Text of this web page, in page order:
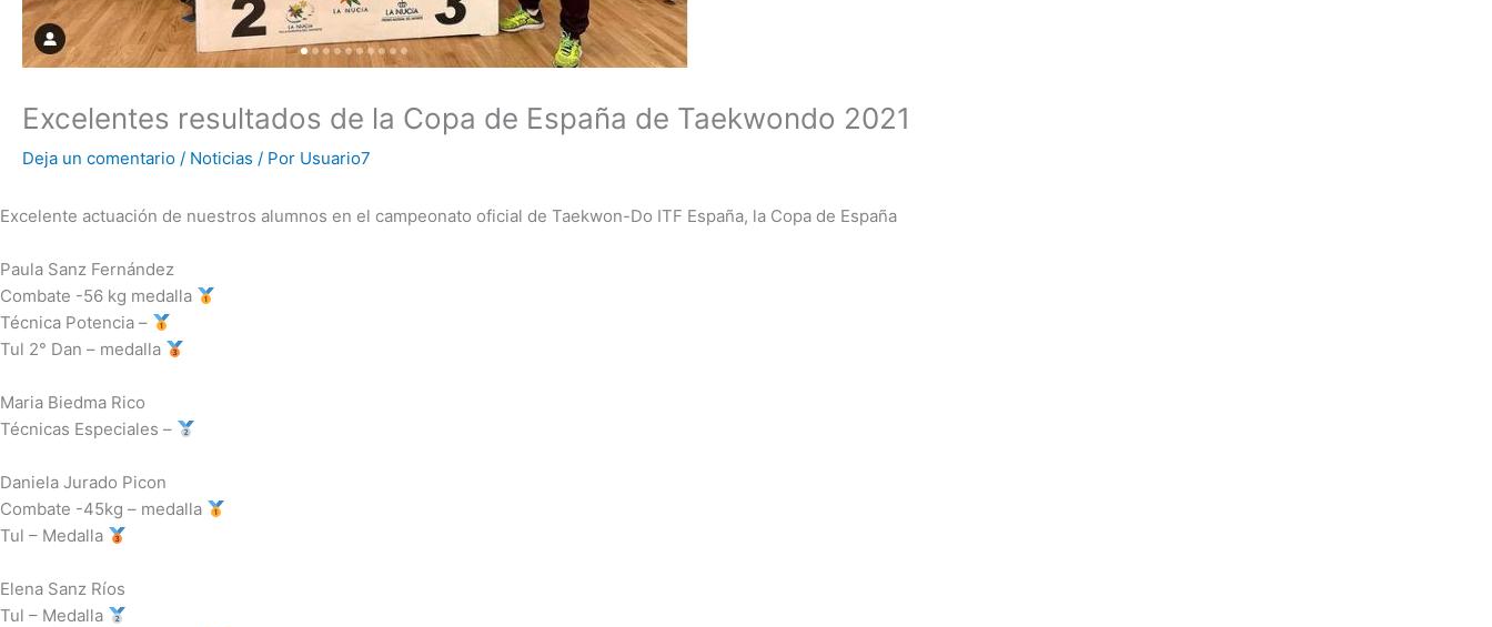
Excelentes resultados de la Copa de España de Taekwondo 2021
Deja un comentario / Noticias / Por Usuario7
Excelente actuación de nuestros alumnos en el campeonato oficial de Taekwon-Do ITF España, la Copa de España
Paula Sanz Fernández
Combate -56 kg medalla
Técnica Potencia –
Tul 2° Dan – medalla
Maria Biedma Rico
Técnicas Especiales –
Daniela Jurado Picon
Combate -45kg – medalla
Tul – Medalla
Elena Sanz Ríos
Tul – Medalla